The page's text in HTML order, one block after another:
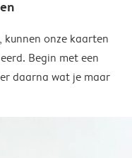
kunnen onze kaarten
Begin met een
daarna wat je maar